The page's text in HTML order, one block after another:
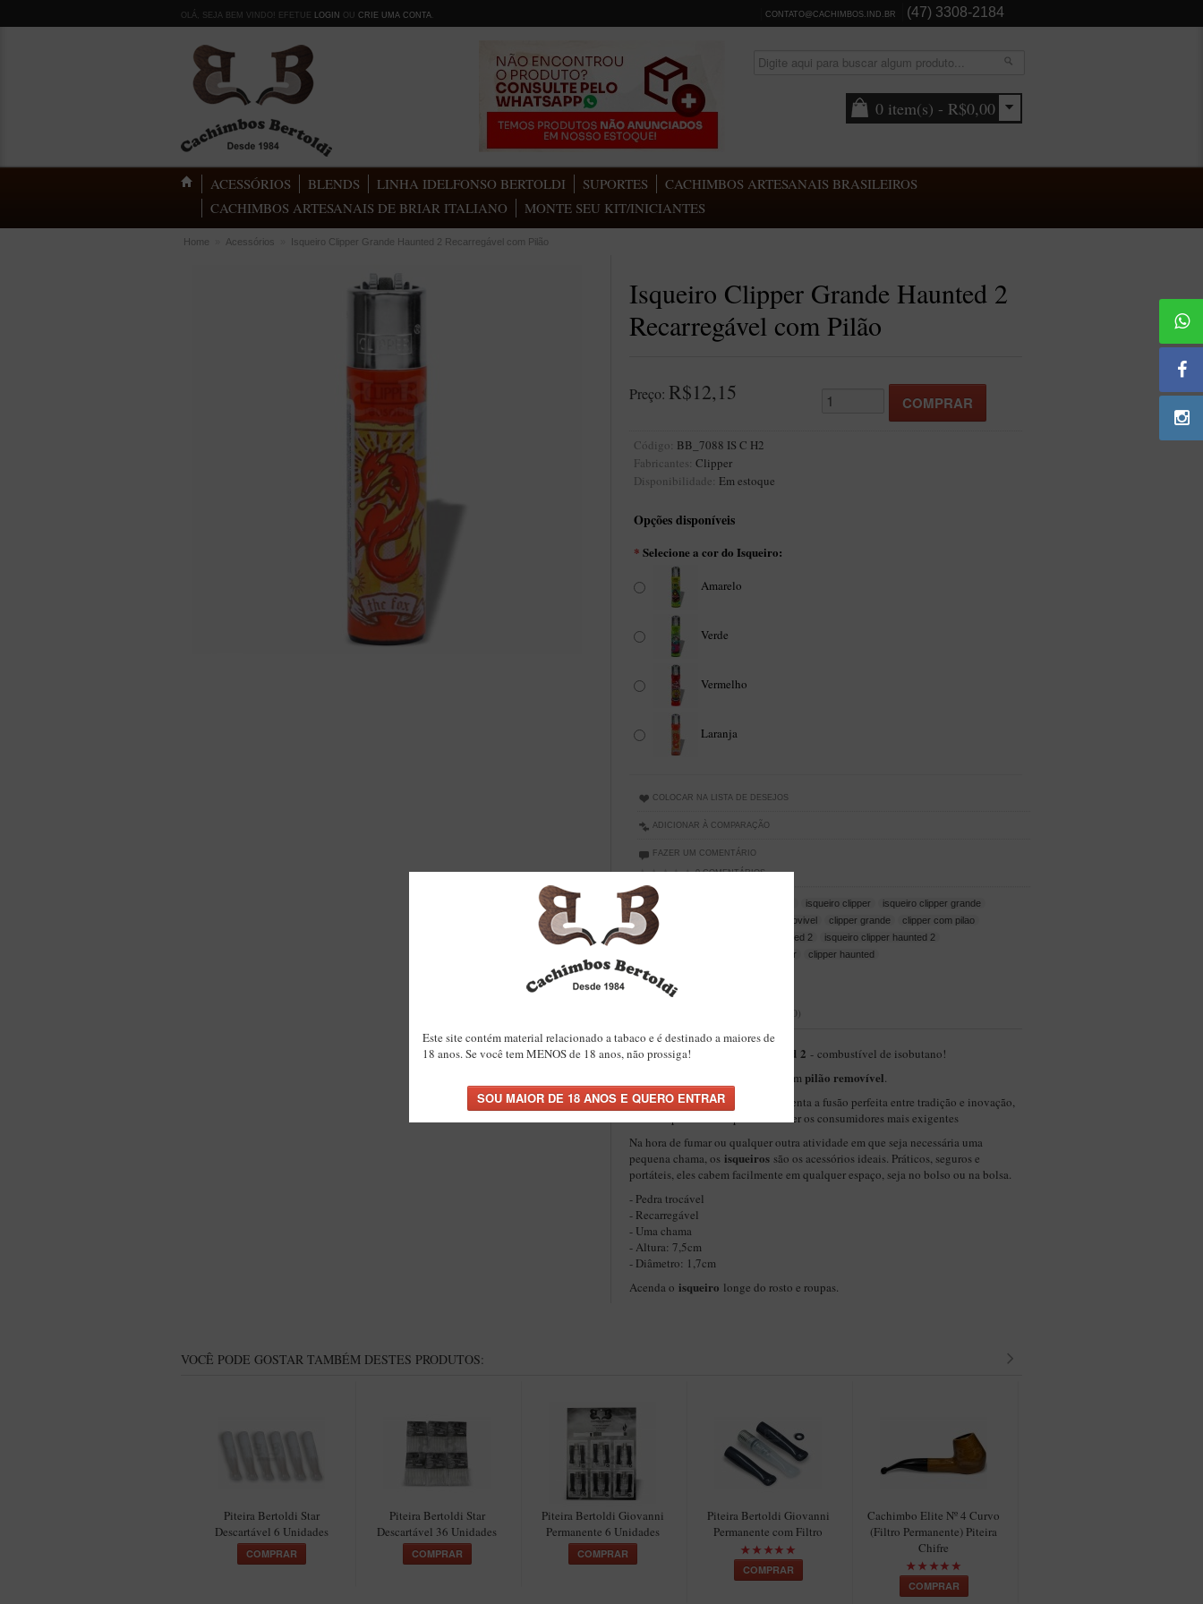
CONTATO@CACHIMBOS.IND.BR (47) 3308-2184
OLÁ, SEJA BEM VINDO! EFETUE LOGIN OU CRIE UMA CONTA.
0 item(s) - R$0,00
ACESSÓRIOS BLENDS LINHA IDELFONSO BERTOLDI SUPORTES
CACHIMBOS ARTESANAIS BRASILEIROS
CACHIMBOS ARTESANAIS DE BRIAR ITALIANO
MONTE SEU KIT/INICIANTES
Home Acessórios Isqueiro Clipper Grande Haunted 2 Recarregável com Pilão
Isqueiro Clipper Grande Haunted 2
Recarregável com Pilão
Preço: R$12,15
Código: BB_7088 IS C H2
Fabricantes: Clipper
Disponibilidade: Em estoque
Opções disponíveis
* Selecione a cor do Isqueiro:
Amarelo
Verde
Vermelho
Laranja
COLOCAR NA LISTA DE DESEJOS
ADICIONAR À COMPARAÇÃO
FAZER UM COMENTÁRIO
0 COMENTÁRIOS
Tags: isqueiro clipper
isqueiro clipper grande
isqueiro recarregavel
pilao removivel clipper grande
clipper com pilao
isqueiro com pilao
clipper haunted 2
isqueiro clipper haunted 2
clipper clipper haunted
AVALIAÇÕES (0)
IsqueiroClipper Grande Haunted 2 - combustível de isobutano!
com pilão removível.
AClipperé uma marca que apresenta a fusão perfeita entre tradição e inovação,
criada especialmente para satisfazer os consumidores mais exigentes
Na hora de fumar ou qualquer outra atividade em que seja necessária uma
pequena chama, os isqueiros são os acessórios ideais. Práticos, seguros e
portáteis, eles cabem facilmente em qualquer espaço, seja no bolso ou na bolsa.
- Pedra trocável
- Recarregável
- Uma chama
- Altura: 7,5cm
- Diâmetro: 1,7cm
Acenda o isqueiro longe do rosto e roupas.
VOCÊ PODE GOSTAR TAMBÉM DESTES PRODUTOS:
Piteira Bertoldi Star
Descartável 6 Unidades
COMPRAR
Piteira Bertoldi Star
Descartável 36 Unidades
COMPRAR
Piteira Bertoldi Giovanni
Permanente 6 Unidades
COMPRAR
Piteira Bertoldi Giovanni
Permanente com Filtro
COMPRAR
Cachimbo Elite Nº 4 Curvo
(Filtro Permanente) Piteira
Chifre
COMPRAR
Este site contém material relacionado a tabaco e é destinado a maiores de
18 anos. Se você tem MENOS de 18 anos, não prossiga!